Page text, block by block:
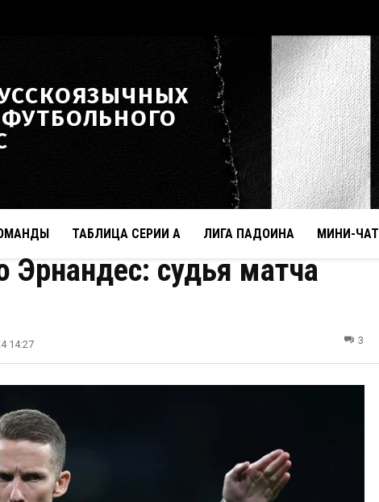
ТАБЛИЦА СЕРИИ А ЛИГА ПАДОИНА МИНИ-ЧАТ
Эрнандес: судья матча
14:27 3